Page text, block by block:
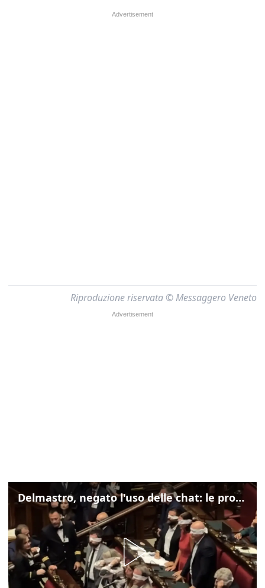
Riproduzione riservata © Messaggero Veneto
Delmastro, negato l'uso delle chat: le proteste di Avs e M5s